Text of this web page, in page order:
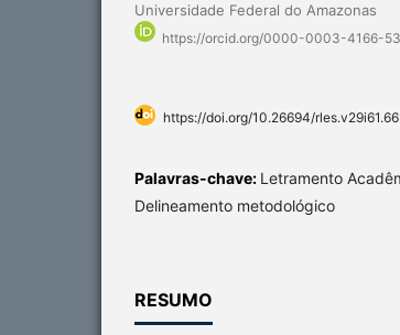
Universidade Federal do Amazonas
https://orcid.org/0000-0003-4166-
https://doi.org/10.26694/
Palavras-chave: Letramento
Delineamento metodológico
RESUMO